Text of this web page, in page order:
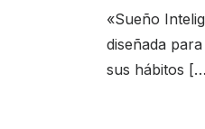
«Sueño
diseñada
sus hábitos